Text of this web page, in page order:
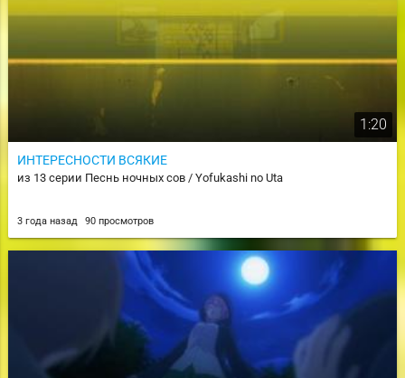
1:20
ИНТЕРЕСНОСТИ ВСЯКИЕ
из 13 серии Песнь ночных сов / Yofukashi no Uta
3 года назад 90 просмотров